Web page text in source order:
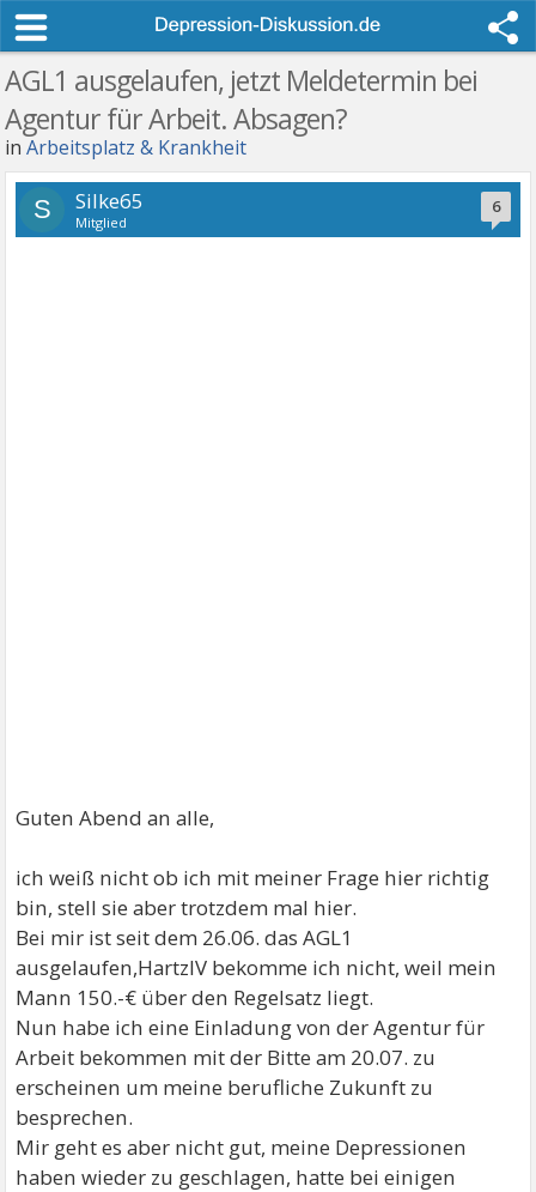
AGL1 ausgelaufen, jetzt Meldetermin bei
Agentur für Arbeit. Absagen?
inArbeitsplatz & Krankheit
6
S Silke65
Mitglied
Guten Abend an alle,
ich weiß nicht ob ich mit meiner Frage hier richtig
bin, stell sie aber trotzdem mal hier.
Bei mir ist seit dem 26.06. das AGL1
ausgelaufen,HartzIV bekomme ich nicht, weil mein
Mann 150.-€ über den Regelsatz liegt.
Nun habe ich eine Einladung von der Agentur für
Arbeit bekommen mit der Bitte am 20.07. zu
erscheinen um meine berufliche Zukunft zu
besprechen.
Mir geht es aber nicht gut, meine Depressionen
haben wieder zu geschlagen, hatte bei einigen